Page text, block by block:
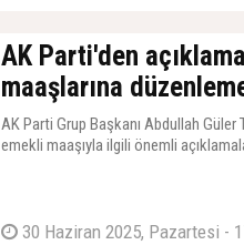
AK Parti'den
maaşlarına
AK Parti Grup Başkanı Abdullah Güler
emekli maaşıyla ilgili önemli
30 Haziran 2025, Pazartesi -